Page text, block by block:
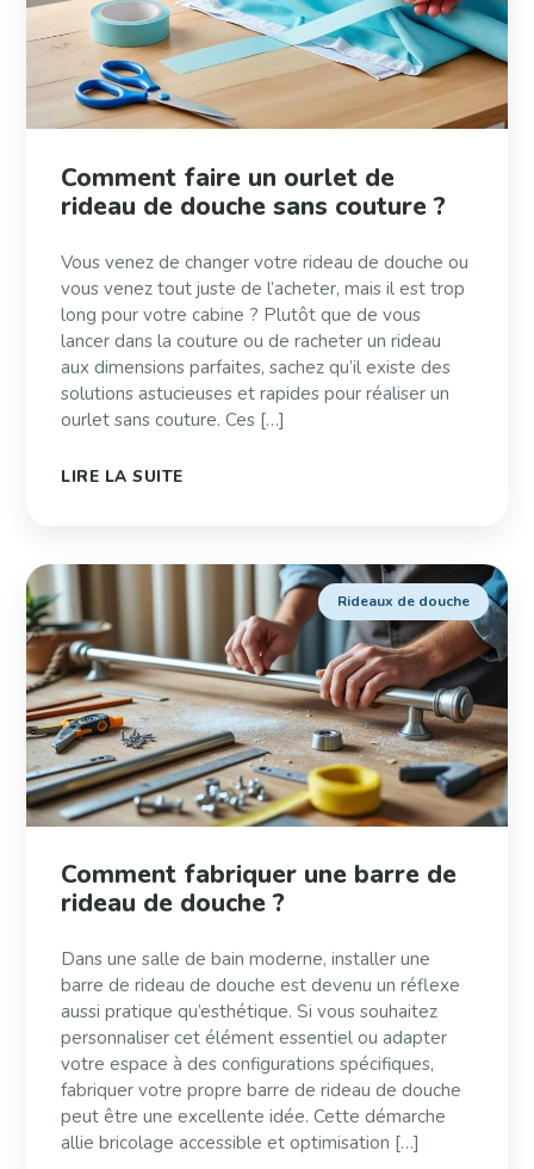
Comment faire un ourlet de
rideau de douche sans couture ?
Vous venez de changer votre rideau de douche ou
vous venez tout juste de l’acheter, mais il est trop
long pour votre cabine ? Plutôt que de vous
lancer dans la couture ou de racheter un rideau
aux dimensions parfaites, sachez qu’il existe des
solutions astucieuses et rapides pour réaliser un
ourlet sans couture. Ces […]
LIRE LA SUITE
Rideaux de douche
Comment fabriquer une barre de
rideau de douche ?
Dans une salle de bain moderne, installer une
barre de rideau de douche est devenu un réflexe
aussi pratique qu’esthétique. Si vous souhaitez
personnaliser cet élément essentiel ou adapter
votre espace à des configurations spécifiques,
fabriquer votre propre barre de rideau de douche
peut être une excellente idée. Cette démarche
allie bricolage accessible et optimisation […]